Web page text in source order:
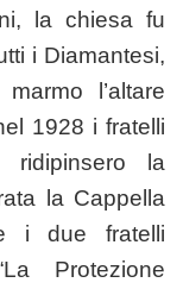
la chiesa fu
i Diamantesi,
l’altare
1928 i fratelli
ridipinsero la
la Cappella
i due fratelli
Protezione